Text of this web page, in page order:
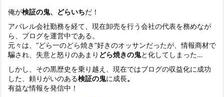
俺が検証の鬼、どらいちだ！
アパレル会社勤務を経て、現在卸売を行う会社の代表を務めなが
ら、ブログを運営中である。
元々は、”どら一のどら焼き”好きのオッサンだったが、情報商材で
騙され、失意と怒りのあまり どら焼きの鬼と化してしまった…
しかし、その黒歴史を乗り越え、現在ではブログの収益化に成功
した、頼りがいのある検証の鬼に成長。
有益な情報を発信中！